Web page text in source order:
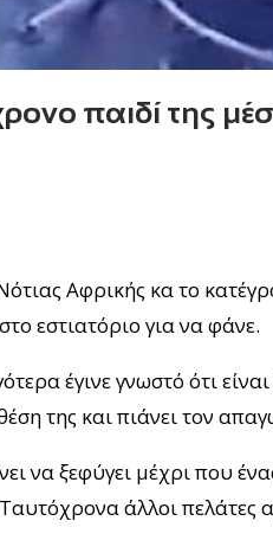
παιδί της
Αφρικής κα το
εστιατόριο για να φάνε.
έγινε γνωστό ότι
της και πιάνει τον
να ξεφύγει μέχρι που
άλλοι